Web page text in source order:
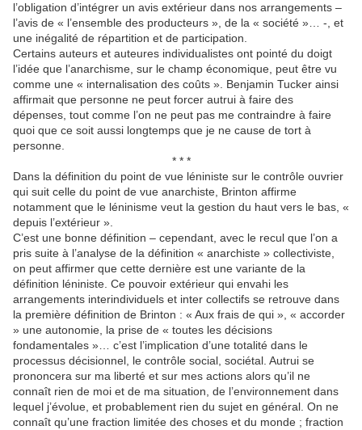
l’obligation d’intégrer un avis extérieur dans nos arrangements –
l’avis de « l’ensemble des producteurs », de la « société »… -, et
une inégalité de répartition et de participation.
Certains auteurs et auteures individualistes ont pointé du doigt
l’idée que l’anarchisme, sur le champ économique, peut être vu
comme une « internalisation des coûts ». Benjamin Tucker ainsi
affirmait que personne ne peut forcer autrui à faire des
dépenses, tout comme l’on ne peut pas me contraindre à faire
quoi que ce soit aussi longtemps que je ne cause de tort à
personne.
* * *
Dans la définition du point de vue léniniste sur le contrôle ouvrier
qui suit celle du point de vue anarchiste, Brinton affirme
notamment que le léninisme veut la gestion du haut vers le bas, «
depuis l’extérieur ».
C’est une bonne définition – cependant, avec le recul que l’on a
pris suite à l’analyse de la définition « anarchiste » collectiviste,
on peut affirmer que cette dernière est une variante de la
définition léniniste. Ce pouvoir extérieur qui envahi les
arrangements interindividuels et inter collectifs se retrouve dans
la première définition de Brinton : « Aux frais de qui », « accorder
» une autonomie, la prise de « toutes les décisions
fondamentales »… c’est l’implication d’une totalité dans le
processus décisionnel, le contrôle social, sociétal. Autrui se
prononcera sur ma liberté et sur mes actions alors qu’il ne
connaît rien de moi et de ma situation, de l’environnement dans
lequel j’évolue, et probablement rien du sujet en général. On ne
connaît qu’une fraction limitée des choses et du monde ; fraction